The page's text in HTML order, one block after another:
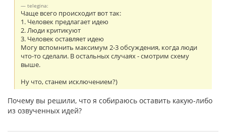
telegina:
Чаще всего происходит вот так:
1. Человек предлагает идею
2. Люди критикуют
3. Человек оставляет идею
Могу вспомнить максимум 2-3 обсуждения, когда люди
что-то сделали. В остальных случаях - смотрим схему
выше.
Ну что, станем исключением?)
Почему вы решили, что я собираюсь оставить какую-либо
из озвученных идей?